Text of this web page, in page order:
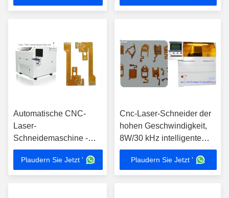
Automatische CNC-
Laser-
Schneidemaschine -
hohe Genauigkeit 8 -
Gewicht 10W 2500 kg
Plaudern Sie Jetzt '
Cnc-Laser-Schneider der
hohen Geschwindigkeit,
8W/30 kHz intelligente
Keramik Brett-Laser-
Trennschneider
Plaudern Sie Jetzt '